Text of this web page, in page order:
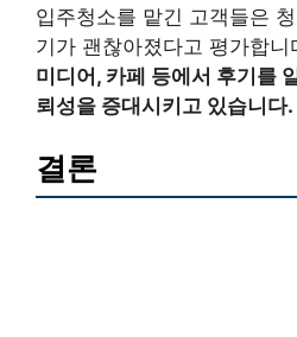
입주청소를 맡긴 고객들은
기가 괜찮아졌다고 평가합니
미디어, 카페 등에서 후기를
뢰성을 증대시키고 있습니다.
결론